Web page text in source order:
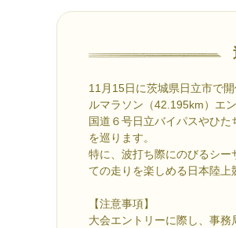
11月15日に茨城県日立市で
ルマラソン（42.195km）エ
国道６号日立バイパスやひ
を巡ります。
特に、波打ち際にのびるシー
ての走りを楽しめる日本陸上
【注意事項】
大会エントリーに際し、事